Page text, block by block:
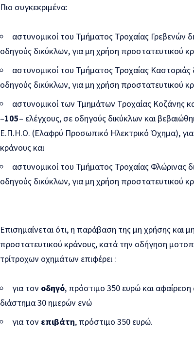
Πιο συγκεκριμένα:
αστυνομικοί του Τμήματος Τροχαίας Γρεβενών
οδηγούς δικύκλων, για μη χρήση προστατευτικού
αστυνομικοί του Τμήματος Τροχαίας Καστοριάς
οδηγούς δικύκλων, για μη χρήση προστατευτικού
αστυνομικοί των Τμημάτων Τροχαίας Κοζάνης
–105– ελέγχους, σε οδηγούς δικύκλων και
Ε.Π.Η.Ο. (Ελαφρύ Προσωπικό Ηλεκτρικό Όχημα),
κράνους και
αστυνομικοί του Τμήματος Τροχαίας Φλώρινας
οδηγούς δικύκλων, για μη χρήση προστατευτικού
Επισημαίνεται ότι, η παράβαση της μη χρήσης και
προστατευτικού κράνους, κατά την οδήγηση
τρίτροχων οχημάτων επιφέρει :
για τον οδηγό, πρόστιμο 350 ευρώ και αφαίρεση
διάστημα 30 ημερών ενώ
για τον επιβάτη, πρόστιμο 350 ευρώ.